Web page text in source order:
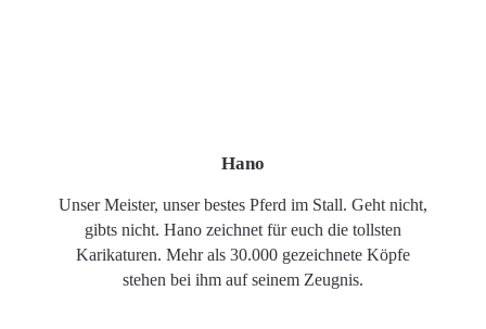
Hano
Unser Meister, unser bestes Pferd im Stall. Geht nicht,
gibts nicht. Hano zeichnet für euch die tollsten
Karikaturen. Mehr als 30.000 gezeichnete Köpfe
stehen bei ihm auf seinem Zeugnis.